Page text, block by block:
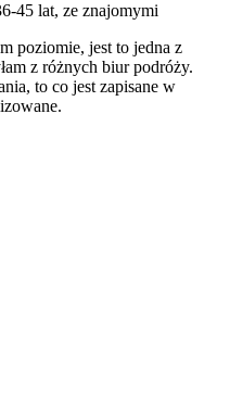
45 lat, ze znajomymi
poziomie, jest to jedna z
z różnych biur podróży.
to co jest zapisane w